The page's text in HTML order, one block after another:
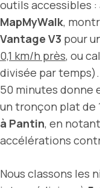
outils accessibles
MapMyWalk,
Vantage V3 pour
0,1 km/h près, ou
divisée par
50 minutes donne
un tronçon plat de
à Pantin, en
accélérations
Nous classons les